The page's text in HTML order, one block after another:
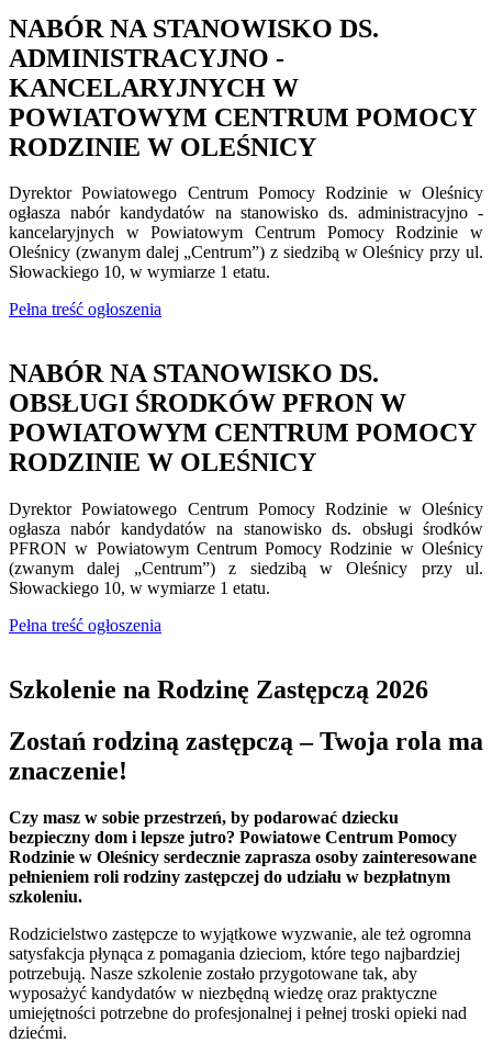
NABÓR NA STANOWISKO DS.
ADMINISTRACYJNO -
KANCELARYJNYCH W
POWIATOWYM CENTRUM POMOCY
RODZINIE W OLEŚNICY
Dyrektor Powiatowego Centrum Pomocy Rodzinie w Oleśnicy
ogłasza nabór kandydatów na stanowisko ds. administracyjno -
kancelaryjnych w Powiatowym Centrum Pomocy Rodzinie w
Oleśnicy (zwanym dalej „Centrum”) z siedzibą w Oleśnicy przy ul.
Słowackiego 10, w wymiarze 1 etatu.
Pełna treść ogłoszenia
NABÓR NA STANOWISKO DS.
OBSŁUGI ŚRODKÓW PFRON W
POWIATOWYM CENTRUM POMOCY
RODZINIE W OLEŚNICY
Dyrektor Powiatowego Centrum Pomocy Rodzinie w Oleśnicy
ogłasza nabór kandydatów na stanowisko ds. obsługi środków
PFRON w Powiatowym Centrum Pomocy Rodzinie w Oleśnicy
(zwanym dalej „Centrum”) z siedzibą w Oleśnicy przy ul.
Słowackiego 10, w wymiarze 1 etatu.
Pełna treść ogłoszenia
Szkolenie na Rodzinę Zastępczą 2026
Zostań rodziną zastępczą – Twoja rola ma
znaczenie!
Czy masz w sobie przestrzeń, by podarować dziecku
bezpieczny dom i lepsze jutro? Powiatowe Centrum Pomocy
Rodzinie w Oleśnicy serdecznie zaprasza osoby zainteresowane
pełnieniem roli rodziny zastępczej do udziału w bezpłatnym
szkoleniu.
Rodzicielstwo zastępcze to wyjątkowe wyzwanie, ale też ogromna
satysfakcja płynąca z pomagania dzieciom, które tego najbardziej
potrzebują. Nasze szkolenie zostało przygotowane tak, aby
wyposażyć kandydatów w niezbędną wiedzę oraz praktyczne
umiejętności potrzebne do profesjonalnej i pełnej troski opieki nad
dziećmi.